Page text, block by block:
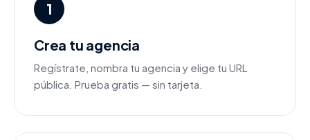
1
Crea tu agencia
Regístrate, nombra tu agencia y elige tu URL
pública. Prueba gratis — sin tarjeta.